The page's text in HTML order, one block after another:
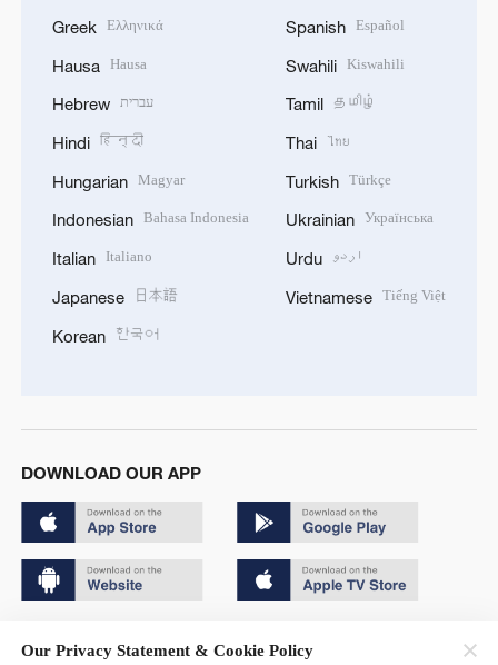
Greek Ελληνικά
Hausa Hausa
Hebrew עברית
Hindi हिन्दी
Hungarian Magyar
Indonesian Bahasa Indonesia
Italian Italiano
Japanese 日本語
Korean 한국어
Spanish Español
Swahili Kiswahili
Tamil தமிழ்
Thai ไทย
Turkish Türkçe
Ukrainian Українська
Urdu اردو
Vietnamese Tiếng Việt
DOWNLOAD OUR APP
Our Privacy Statement & Cookie Policy